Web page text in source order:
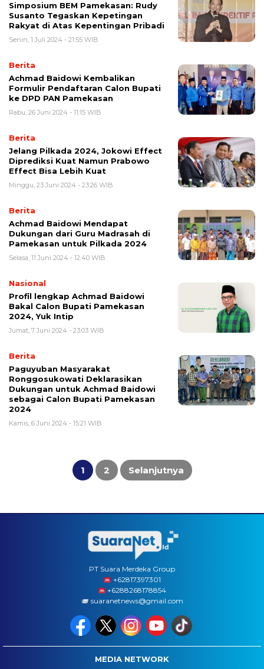
Simposium BEM Pamekasan: Rudy
Susanto Tegaskan Kepetingan
Rakyat di Atas Kepentingan Pribadi
Senin, 1 Juli 2024 - 21:55 WIB
Berita
Achmad Baidowi Kembalikan
Formulir Pendaftaran Calon Bupati
ke DPD PAN Pamekasan
Rabu, 26 Juni 2024 - 11:15 WIB
Berita
Jelang Pilkada 2024, Jokowi Effect
Diprediksi Kuat Namun Prabowo
Effect Bisa Lebih Kuat
Minggu, 23 Juni 2024 - 23:26 WIB
Berita
Achmad Baidowi Mendapat
Dukungan dari Guru Madrasah di
Pamekasan untuk Pilkada 2024
Selasa, 11 Juni 2024 - 12:40 WIB
Nasional
Profil lengkap Achmad Baidowi
Bakal Calon Bupati Pamekasan
2024, Yuk Intip
Jumat, 7 Juni 2024 - 23:03 WIB
Berita
Paguyuban Masyarakat
Ronggosukowati Deklarasikan
Dukungan untuk Achmad Baidowi
sebagai Calon Bupati Pamekasan
2024
Kamis, 6 Juni 2024 - 15:21 WIB
Paginasi
1 2 Selanjutnya
PT Suara Merdeka Group
‪+62817397301
+6288268178854
suaranetnews@gmail.com
MEDIA NETWORK